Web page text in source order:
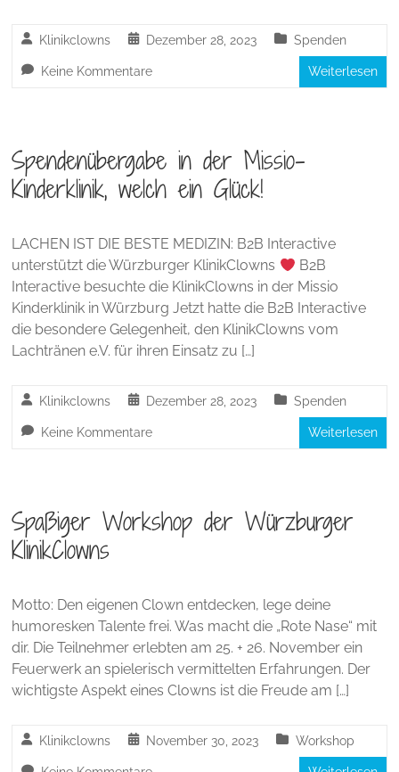
Klinikclowns Dezember 28, 2023 Spenden
Keine Kommentare Weiterlesen
Spendenübergabe in der Missio-
Kinderklinik, welch ein Glück!
LACHEN IST DIE BESTE MEDIZIN: B2B Interactive
unterstützt die Würzburger KlinikClowns
B2B
Interactive besuchte die KlinikClowns in der Missio
Kinderklinik in Würzburg Jetzt hatte die B2B Interactive
die besondere Gelegenheit, den KlinikClowns vom
Lachtränen e.V. für ihren Einsatz zu […]
Klinikclowns Dezember 28, 2023 Spenden
Keine Kommentare Weiterlesen
Spaßiger Workshop der Würzburger
KlinikClowns
Motto: Den eigenen Clown entdecken, lege deine
humoresken Talente frei. Was macht die „Rote Nase“ mit
dir. Die Teilnehmer erlebten am 25. + 26. November ein
Feuerwerk an spielerisch vermittelten Erfahrungen. Der
wichtigste Aspekt eines Clowns ist die Freude am […]
Klinikclowns November 30, 2023 Workshop